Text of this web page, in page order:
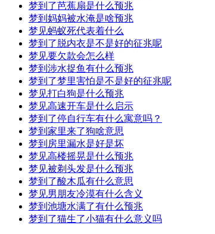
梦到了芭蕉扇是什么预兆
梦到妈妈被水淹是啥预兆
梦见蚂蚁死代表着什么
梦到了脱内衣是不是好的征兆呢
梦见要欠款会怎么样
梦到涉水捉鱼有什么预兆
梦到了梦里害怕是不是好的征兆呢
梦见打白狗是什么预兆
梦见高速开车是什么启示
梦到了停自行车有什么寓意吗？
梦到家里来了狗啥意思
梦到房里漏水是好是坏
梦见高楼摇晃是什么预兆
梦见被剃头发是什么预兆
梦到了酸木瓜有什么意思
梦见男朋友冷漠有什么含义
梦到池塘水满了有什么预兆
梦到了猫生了小猫有什么意义吗